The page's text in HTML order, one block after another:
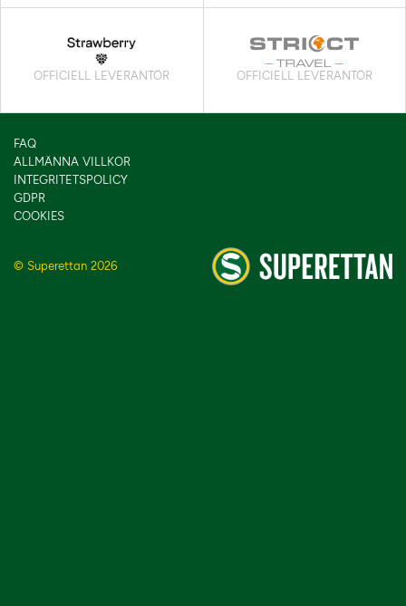
OFFICIELL LEVERANTÖR OFFICIELL LEVERANTÖR
© Superettan 2026
FAQ
ALLMÄNNA VILLKOR
INTEGRITETSPOLICY
GDPR
COOKIES